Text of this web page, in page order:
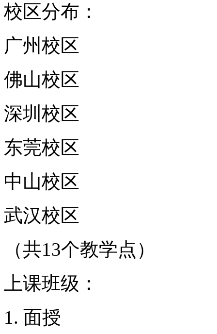
校区分布：
广州校区
佛山校区
深圳校区
东莞校区
中山校区
武汉校区
（共13个教学点）
上课班级：
面授